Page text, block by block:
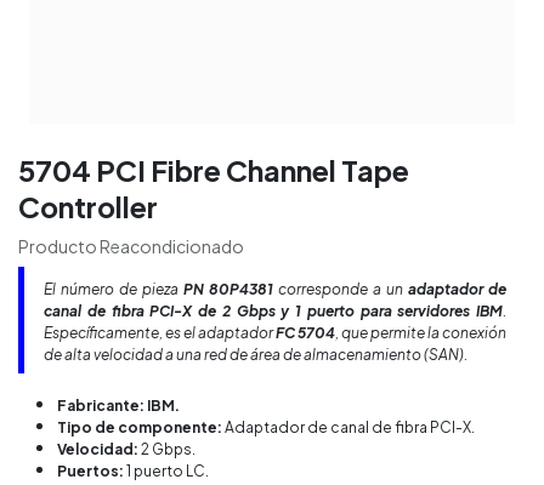
5704 PCI Fibre Channel Tape
Controller
Producto Reacondicionado
El número de pieza PN 80P4381 corresponde a un adaptador de
canal de fibra PCI-X de 2 Gbps y 1 puerto para servidores IBM.
Específicamente, es el adaptadorFC 5704, que permite la conexión
de alta velocidad a una red de área de almacenamiento (SAN).
Fabricante: IBM.
Tipo de componente: Adaptador de canal de fibra PCI-X.
Velocidad: 2 Gbps.
Puertos: 1 puerto LC.